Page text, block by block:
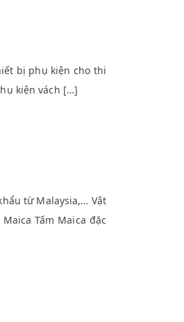
bị phụ kiện cho thi
kiện vách […]
từ Malaysia,… Vật
Tấm Maica đặc